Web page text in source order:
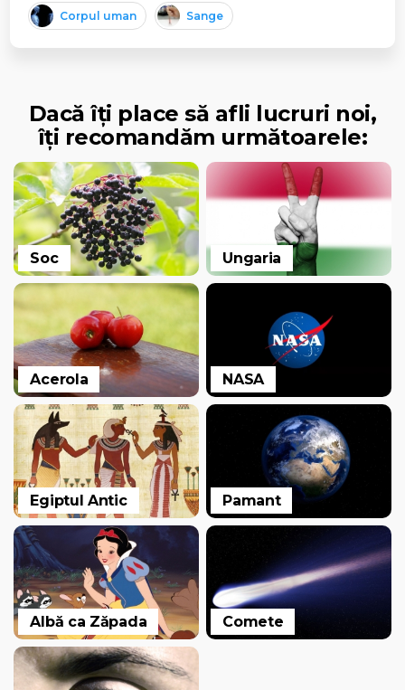
Corpul uman Sange
Dacă îți place să afli lucruri noi,
îți recomandăm următoarele:
Soc Ungaria
Acerola NASA
Egiptul Antic Pamant
Albă ca Zăpada Comete